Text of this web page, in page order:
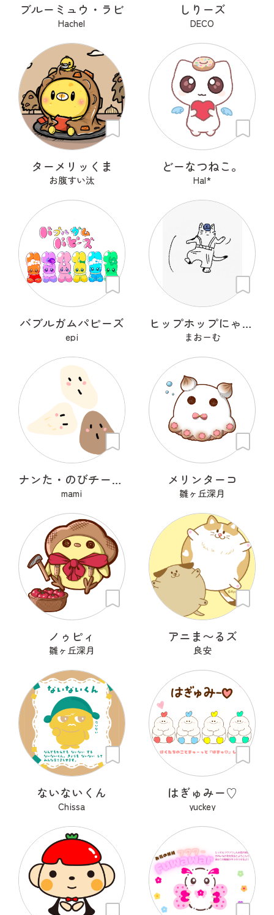
ブルーミュウ・ラビ
Hachel
しりーズ
DECO
ターメリッくま
お腹すい汰
どーなつねこ。
Hal*
バブルガムパピーズ
epi
ヒップホップにゃんこ
まおーむ
ナンた・のびチー・ショコナン
mami
メリンターコ
雛ヶ丘深月
ノゥピィ
雛ヶ丘深月
アニま〜るズ
良安
ないないくん
Chissa
はぎゅみー♡
yuckey